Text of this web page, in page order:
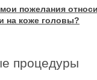
мои пожелания
на коже головы?
процедуры